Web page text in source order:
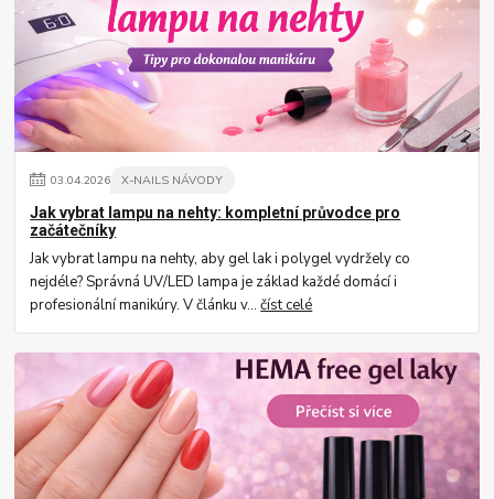
03.04.2026 X-NAILS NÁVODY
Jak vybrat lampu na nehty: kompletní průvodce pro
začátečníky
Jak vybrat lampu na nehty, aby gel lak i polygel vydržely co
nejdéle? Správná UV/LED lampa je základ každé domácí i
profesionální manikúry. V článku v...číst celé